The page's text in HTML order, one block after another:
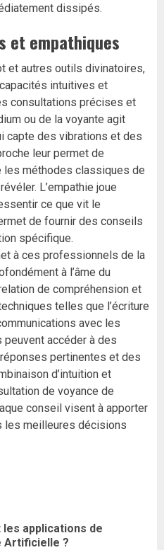
dissipés.
et empathiques
et autres outils divinatoires,
intuitives et
consultations précises et
ou de la voyante agit
capte des vibrations et des
leur permet de
méthodes classiques de
L’empathie joue
ce que vit le
de fournir des conseils
spécifique.
à ces professionnels de la
à l’âme du
de compréhension et
telles que l’écriture
avec les
accéder à des
pertinentes et des
d’intuition et
de voyance de
conseil visent à apporter
les meilleures décisions
applications de
Artificielle ?